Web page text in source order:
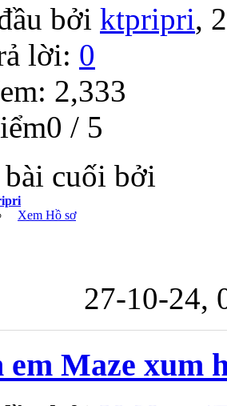
bởi ktpripri,
lời: 0
2,333
/ 5
cuối bởi
Xem Hồ sơ
27-10-24,
em Maze xum